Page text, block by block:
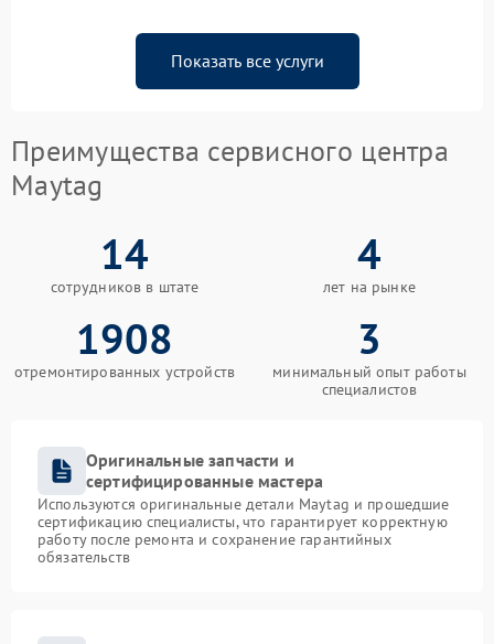
Показать все услуги
Преимущества сервисного центра
Maytag
14
сотрудников в штате
4
лет на рынке
1908
отремонтированных устройств
3
минимальный опыт работы
специалистов
Оригинальные запчасти и
сертифицированные мастера
Используются оригинальные детали Maytag и прошедшие
сертификацию специалисты, что гарантирует корректную
работу после ремонта и сохранение гарантийных
обязательств